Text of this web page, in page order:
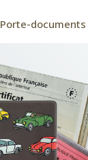
Porte-documents